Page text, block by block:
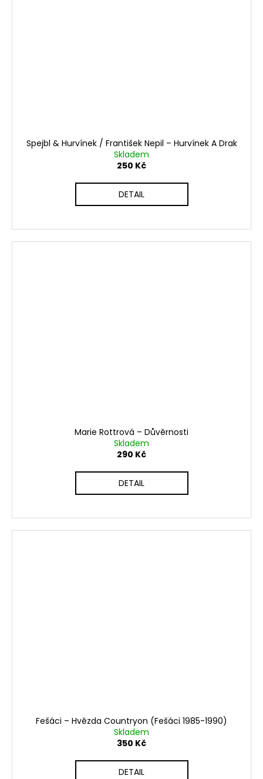
Spejbl & Hurvínek / František Nepil ‎– Hurvínek A Drak
Skladem
250 Kč
DETAIL
Marie Rottrová ‎– Důvěrnosti
Skladem
290 Kč
DETAIL
Fešáci ‎– Hvězda Countryon (Fešáci 1985-1990)
Skladem
350 Kč
DETAIL